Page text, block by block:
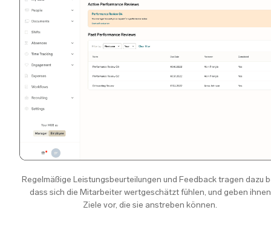
Regelmäßige Leistungsbeurteilungen und Feedback tragen dazu
dass sich die Mitarbeiter wertgeschätzt fühlen, und geben ihnen
Ziele vor, die sie anstreben können.